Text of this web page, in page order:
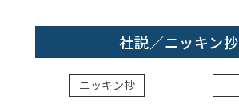
社説／ニッキン抄
ニッキン抄